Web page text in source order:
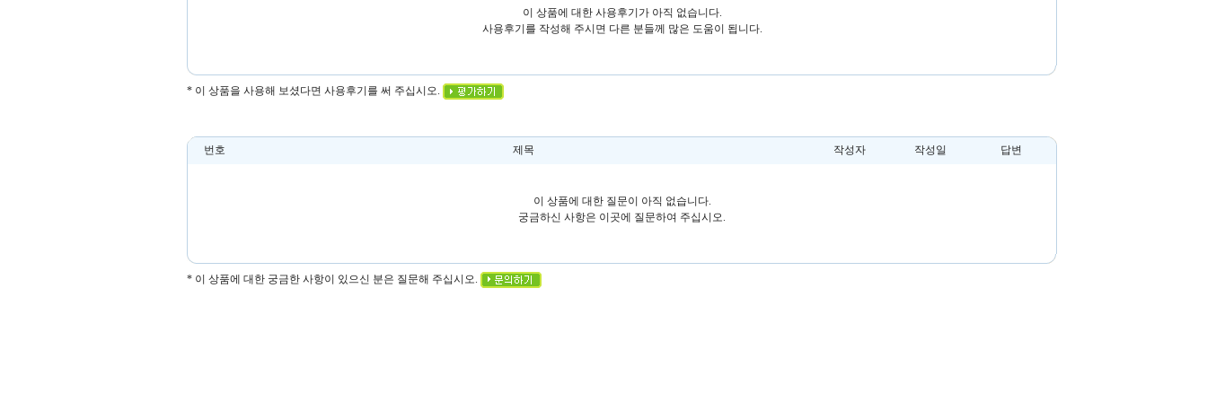
이 상품에 대한 사용후기가 아직 없습니다.
사용후기를 작성해 주시면 다른 분들께 많은 도움이 됩니다.
* 이 상품을 사용해 보셨다면 사용후기를 써 주십시오.
번호 제목 작성자 작성일 답변
이 상품에 대한 질문이 아직 없습니다.
궁금하신 사항은 이곳에 질문하여 주십시오.
* 이 상품에 대한 궁금한 사항이 있으신 분은 질문해 주십시오.